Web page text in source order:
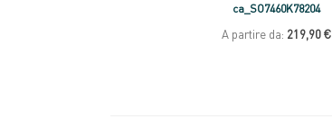
ca_SO7460K78204
A partire da: 219,90 €